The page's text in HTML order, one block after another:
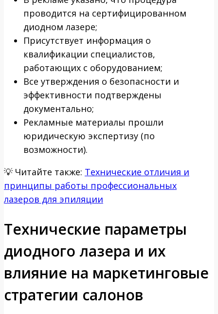
проводится на сертифицированном
диодном лазере;
Присутствует информация о
квалификации специалистов,
работающих с оборудованием;
Все утверждения о безопасности и
эффективности подтверждены
документально;
Рекламные материалы прошли
юридическую экспертизу (по
возможности).
💡 Читайте также: Технические отличия и
принципы работы профессиональных
лазеров для эпиляции
Технические параметры
диодного лазера и их
влияние на маркетинговые
стратегии салонов